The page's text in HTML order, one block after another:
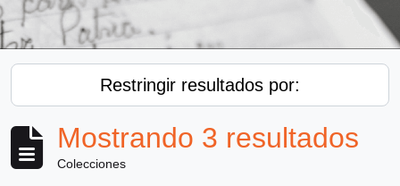
Restringir resultados por:
Mostrando 3 resultados
Colecciones